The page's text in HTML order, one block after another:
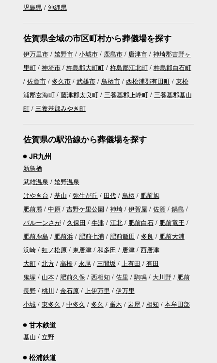
児島県
沖縄県
佐賀県全域の市区町村から葬儀場を探す
伊万里市 嬉野市 小城市 鹿島市 唐津市
神埼郡吉野ヶ
里町
神埼市 杵島郡大町町 杵島郡江北町
杵島郡白石町
佐賀市
多久市 武雄市 鳥栖市 西松浦郡有田町
東松
浦郡玄海町
藤津郡太良町 三養基郡上峰町
三養基郡基山
町
三養基郡みやき町
佐賀県の駅沿線から葬儀場を探す
JR九州
新鳥栖
武雄温泉
嬉野温泉
けやき台
基山 弥生が丘 田代 鳥栖
肥前旭
肥前麓
中原 吉野ケ里公園 神埼 伊賀屋 佐賀
鍋島
バルーンさが
久保田 牛津 江北 肥前白石
肥前竜王
肥前鹿島
肥前浜 肥前七浦 肥前飯田 多良
肥前大浦
浜崎
虹ノ松原 東唐津 和多田 唐津
西唐津
大町
北方 高橋 永尾 三間坂 上有田
有田
鬼塚
山本 肥前久保 西相知 佐里 駒鳴 大川野
肥前
長野
桃川 金石原 上伊万里
伊万里
小城
東多久 中多久 多久 厳木 岩屋 相知 本牟田部
甘木鉄道
基山 立野
松浦鉄道